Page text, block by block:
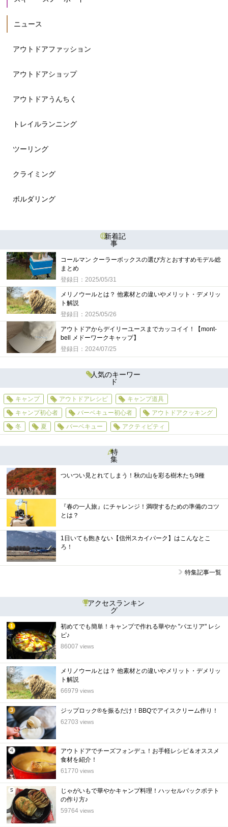
ニュース
アウトドアファッション
アウトドアショップ
アウトドアうんちく
トレイルランニング
ツーリング
クライミング
ボルダリング
新着記
事
コールマン クーラーボックスの選び方とおすすめモデル総
まとめ
登録日：2025/05/31
メリノウールとは？ 他素材との違いやメリット・デメリッ
ト解説
登録日：2025/05/26
アウトドアからデイリーユースまでカッコイイ！【mont-
bell メドーワークキャップ】
登録日：2024/07/25
人気のキーワー
ド
キャンプ アウトドアレシピ
キャンプ道具
キャンプ初心者
バーベキュー初心者
アウトドアクッキング
冬
夏 バーベキュー アクティビティ
特
集
ついつい見とれてしまう！秋の山を彩る樹木たち9種
『春の一人旅』にチャレンジ！満喫するための準備のコツ
とは？
1日いても飽きない【信州スカイパーク】はこんなとこ
ろ！
特集記事一覧
アクセスランキン
グ
1
位
初めてでも簡単！キャンプで作れる華やか "パエリア" レシ
ピ♪
86007 views
2
位
メリノウールとは？ 他素材との違いやメリット・デメリッ
ト解説
66979 views
3
位
ジップロック®を振るだけ！BBQでアイスクリーム作り！
62703 views
4
位
アウトドアでチーズフォンデュ！お手軽レシピ＆オススメ
食材を紹介！
61770 views
5
位
じゃがいもで華やかキャンプ料理！ハッセルバックポテト
の作り方♪
59764 views